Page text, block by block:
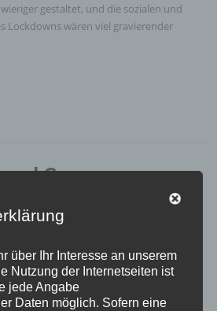
gestaltet, und die sozialen und
Lockdowns wären viel gravierender
Corona
Artikel erschienen, der sich aus
dem Einsatz der digitalen Lehre befasst.
positiv:
über Ihr Interesse an unserem
Nutzung der Internetseiten ist
jede Angabe
Daten möglich. Sofern eine